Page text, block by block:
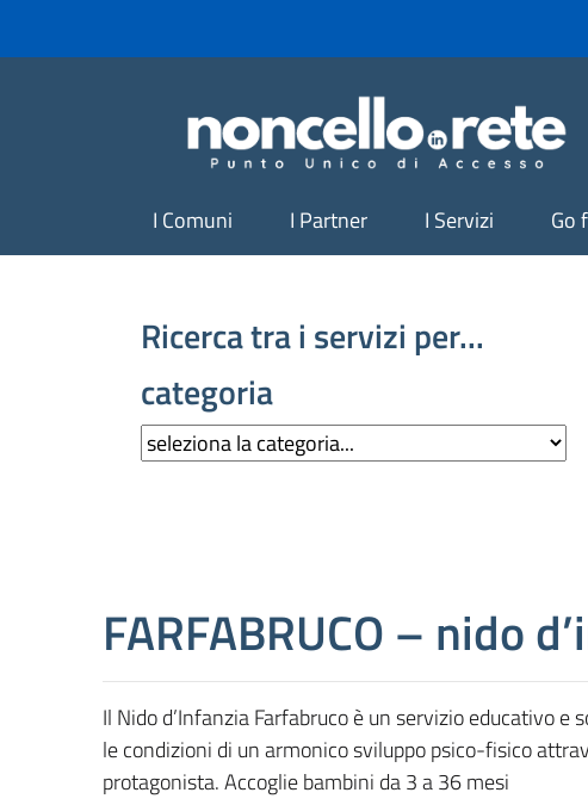
I Comuni I Partner I Servizi Go
Ricerca tra i servizi per...
categoria
FARFABRUCO – nido
Il Nido d’Infanzia Farfabruco è un servizio educativo
le condizioni di un armonico sviluppo psico-fisico
protagonista. Accoglie bambini da 3 a 36 mesi